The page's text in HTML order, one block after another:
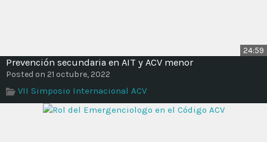
24:59
Prevención secundaria en AIT y ACV menor
Posted on 21 octubre, 2022
VII Simposio Internacional ACV